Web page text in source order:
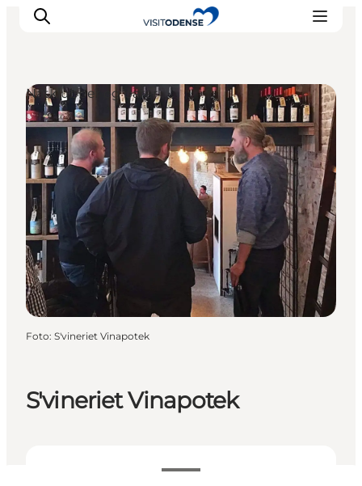
Oplev Odense
Det sker i Odense
Planlæg din tur
Inspiration
S'vineriet Vinapotek
Natklubber og barer
Foto: S'vineriet Vinapotek